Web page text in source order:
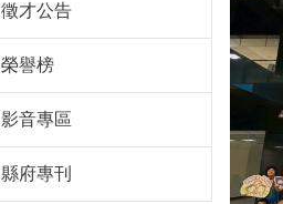
徵才公告
榮譽榜
影音專區
縣府專刊